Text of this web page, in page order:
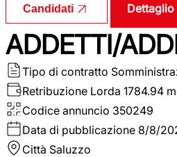
Candidati Dettaglio
ADDETTI/
Tipo di contratto
Retribuzione Lorda 1784.94
Codice annuncio 350249
Data di pubblicazione 8/8/
Città Saluzzo